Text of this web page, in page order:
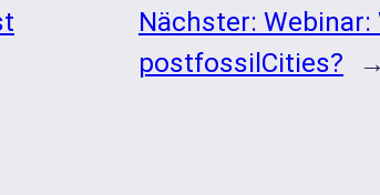
Nächster: Webinar:
postfossilCities?
→